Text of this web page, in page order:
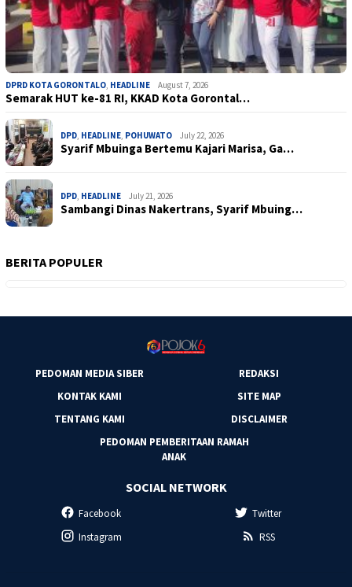
DPRD KOTA GORONTALO, HEADLINE August 7, 2026
Semarak HUT ke-81 RI, KKAD Kota Gorontal…
DPD, HEADLINE, POHUWATO July 22, 2026
Syarif Mbuinga Bertemu Kajari Marisa, Ga…
DPD, HEADLINE July 21, 2026
Sambangi Dinas Nakertrans, Syarif Mbuing…
BERITA POPULER
PEDOMAN MEDIA SIBER
REDAKSI
KONTAK KAMI
SITE MAP
TENTANG KAMI
DISCLAIMER
PEDOMAN PEMBERITAAN RAMAH
ANAK
SOCIAL NETWORK
Facebook
Twitter
Instagram
RSS